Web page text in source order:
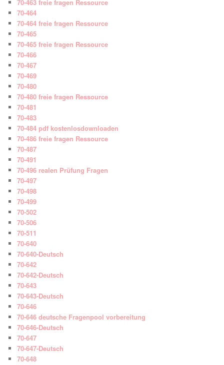
70-463 freie fragen Ressource
70-464
70-464 freie fragen Ressource
70-465
70-465 freie fragen Ressource
70-466
70-467
70-469
70-480
70-480 freie fragen Ressource
70-481
70-483
70-484 pdf kostenlosdownloaden
70-486 freie fragen Ressource
70-487
70-491
70-496 realen Prüfung Fragen
70-497
70-498
70-499
70-502
70-506
70-511
70-640
70-640-Deutsch
70-642
70-642-Deutsch
70-643
70-643-Deutsch
70-646
70-646 deutsche Fragenpool vorbereitung
70-646-Deutsch
70-647
70-647-Deutsch
70-648